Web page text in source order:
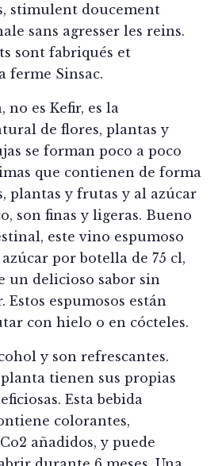
stimulent doucement
sans agresser les reins.
sont fabriqués et
ferme Sinsac.
no es Kefir, es la
de flores, plantas y
se forman poco a poco
que contienen de forma
plantas y frutas y al azúcar
son finas y ligeras. Bueno
este vino espumoso
por botella de 75 cl,
un delicioso sabor sin
Estos espumosos están
con hielo o en cócteles.
y son refrescantes.
tienen sus propias
Esta bebida
colorantes,
añadidos, y puede